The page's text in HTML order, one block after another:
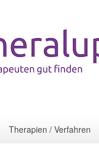
Therapien / Verfahren